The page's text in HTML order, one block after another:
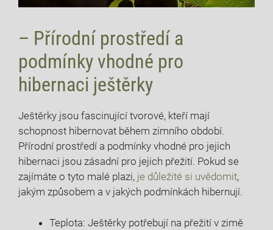
– Přírodní prostředí a
podmínky vhodné pro
hibernaci ještěrky
Ještěrky jsou fascinující tvorové, kteří mají
schopnost hibernovat během zimního období.
Přírodní prostředí a podmínky vhodné pro jejich
hibernaci jsou zásadní pro jejich přežití. Pokud se
zajímáte o tyto malé plazi, je důležité si uvědomit,
jakým způsobem a v jakých podmínkách hibernují.
Teplota: Ještěrky potřebují na přežití v zimě